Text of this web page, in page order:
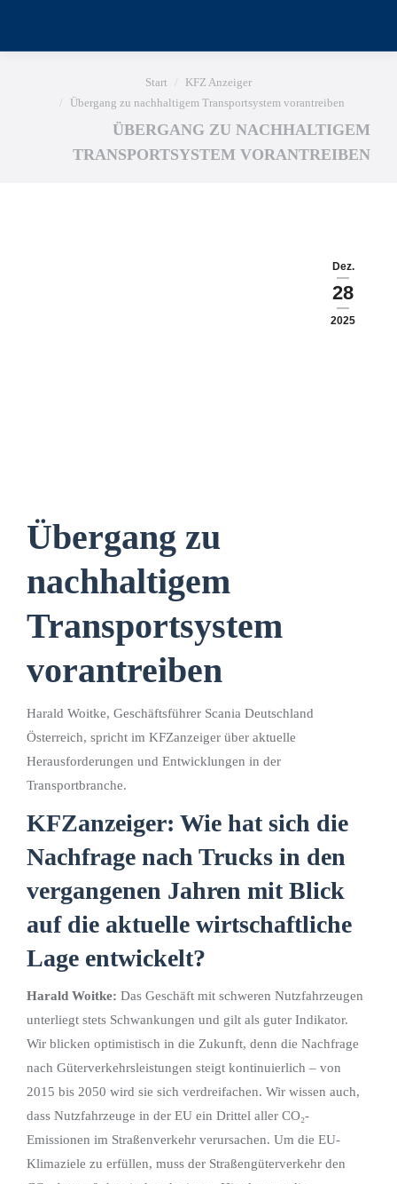
Sie befinden sich hier:Start
KFZ Anzeiger
Übergang zu nachhaltigem Transportsystem vorantreiben
ÜBERGANG ZU NACHHALTIGEM
TRANSPORTSYSTEM VORANTREIBEN
Dez.
28
2025
Übergang zu
nachhaltigem
Transportsystem
vorantreiben
Harald Woitke, Geschäftsführer Scania Deutschland
Österreich, spricht im KFZanzeiger über aktuelle
Herausforderungen und Entwicklungen in der
Transportbranche.
KFZanzeiger: Wie hat sich die
Nachfrage nach Trucks in den
vergangenen Jahren mit Blick
auf die aktuelle wirtschaftliche
Lage entwickelt?
Harald Woitke: Das Geschäft mit schweren Nutzfahrzeugen
unterliegt stets Schwankungen und gilt als guter Indikator.
Wir blicken optimistisch in die Zukunft, denn die Nachfrage
nach Güterverkehrsleistungen steigt kontinuierlich – von
2015 bis 2050 wird sie sich verdreifachen. Wir wissen auch,
dass Nutzfahrzeuge in der EU ein Drittel aller CO₂-
Emissionen im Straßenverkehr verursachen. Um die EU-
Klimaziele zu erfüllen, muss der Straßengüterverkehr den